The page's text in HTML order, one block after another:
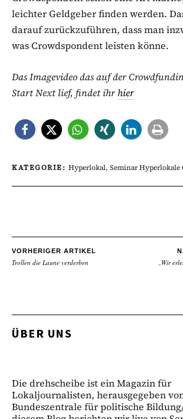
leichter Geldgeber finden werden.
darauf zurückzuführen, dass man
was Crowdspondent leisten könne.
Das Imagevideo das auf der
Start Next lief, findet ihrhier
KATEGORIE: Hyperlokal, Seminar Hyperlokale
VORHERIGER ARTIKEL
Trollen die Laune verderben „Wir
ÜBER UNS
Die drehscheibe ist ein Magazin für
Lokaljournalisten, herausgegeben
Bundeszentrale für politische